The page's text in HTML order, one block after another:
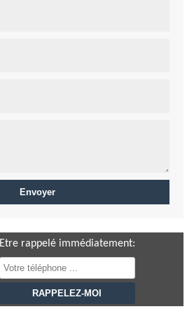
Etre rappelé immédiatement: